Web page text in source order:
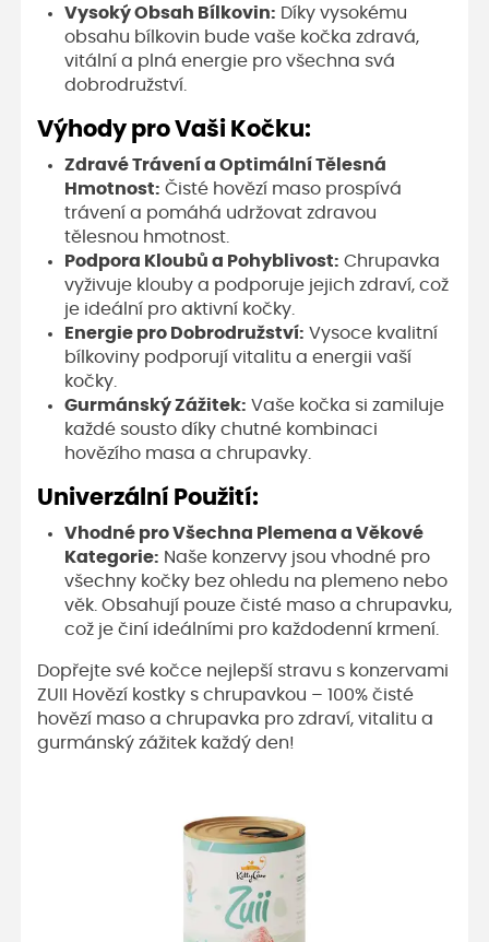
Vysoký Obsah Bílkovin: Díky vysokému
obsahu bílkovin bude vaše kočka zdravá,
vitální a plná energie pro všechna svá
dobrodružství.
Výhody pro Vaši Kočku:
Zdravé Trávení a Optimální Tělesná
Hmotnost: Čisté hovězí maso prospívá
trávení a pomáhá udržovat zdravou
tělesnou hmotnost.
Podpora Kloubů a Pohyblivost: Chrupavka
vyživuje klouby a podporuje jejich zdraví, což
je ideální pro aktivní kočky.
Energie pro Dobrodružství: Vysoce kvalitní
bílkoviny podporují vitalitu a energii vaší
kočky.
Gurmánský Zážitek: Vaše kočka si zamiluje
každé sousto díky chutné kombinaci
hovězího masa a chrupavky.
Univerzální Použití:
Vhodné pro Všechna Plemena a Věkové
Kategorie: Naše konzervy jsou vhodné pro
všechny kočky bez ohledu na plemeno nebo
věk. Obsahují pouze čisté maso a chrupavku,
což je činí ideálními pro každodenní krmení.
Dopřejte své kočce nejlepší stravu s konzervami
ZUII Hovězí kostky s chrupavkou – 100% čisté
hovězí maso a chrupavka pro zdraví, vitalitu a
gurmánský zážitek každý den!